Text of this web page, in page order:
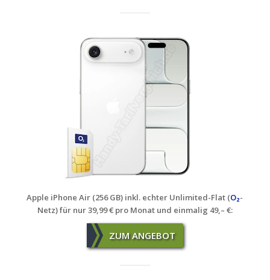
Apple iPhone Air (256 GB) inkl. echter Unlimited-Flat (O₂-
Netz) für nur 39,99 € pro Monat und einmalig 49,– €:
ZUM ANGEBOT